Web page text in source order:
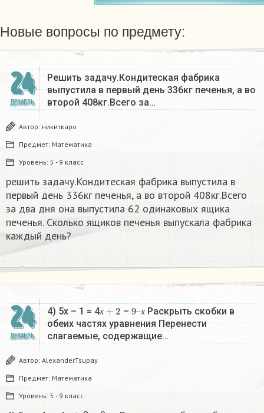
Новые вопросы по предмету:
24
ДЕКАБРЬ
Решить задачу.Кондитеская фабрика
выпустила в первый день 336кг печенья, а во
второй 408кг.Всего за…
Автор: никиткаро
Предмет: Математика
Уровень: 5 - 9 класс
решить задачу.Кондитеская фабрика выпустила в
первый день 336кг печенья, а во второй 408кг.Всего
за два дня она выпустила 62 одинаковых ящика
печенья. Сколько ящиков печенья выпускала фабрика
каждый день?
24
ДЕКАБРЬ
4) 5х – 1 = 4х
х+2 – х
9–
х
Раскрыть скобки в
обеих частях уравнения Перенести
слагаемые, содержащие…
Автор: AlexanderTsupay
Предмет: Математика
Уровень: 5 - 9 класс
9
х